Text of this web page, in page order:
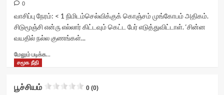
0
வாசிப்பு நேரம்: < 1 நிமிடம்செல்விக்குக் கொஞ்சம் முங்கோபம் அதிகம்.
சிடுமூஞ்சி என்ரு எல்லார் கிட்டவும் கெட்ட பேர் எடுத்துவிட்டாள். ‘சின்ன
வயதில் நல்ல குணங்கள்...
மேலும் படிக்க...
அம்மா
என்றால்
சமூக நீதி
பூச்சியம் 0 (0)